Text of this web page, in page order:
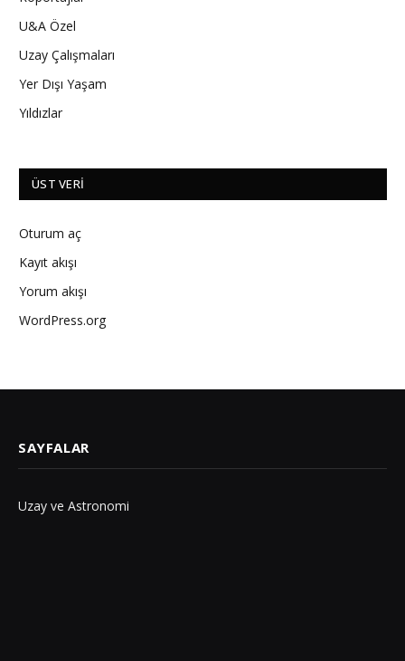
U&A Özel
Uzay Çalışmaları
Yer Dışı Yaşam
Yıldızlar
ÜST VERI
Oturum aç
Kayıt akışı
Yorum akışı
WordPress.org
SAYFALAR
Uzay ve Astronomi